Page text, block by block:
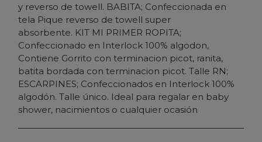
y reverso de towell. BABITA; Confeccionada en
tela Pique reverso de towell super
absorbente. KIT MI PRIMER ROPITA;
Confeccionado en Interlock 100% algodon,
Contiene Gorrito con terminacion picot, ranita,
batita bordada con terminacion picot. Talle RN;
ESCARPINES; Confeccionados en Interlock 100%
algodón. Talle único. Ideal para regalar en baby
shower, nacimientos o cualquier ocasión